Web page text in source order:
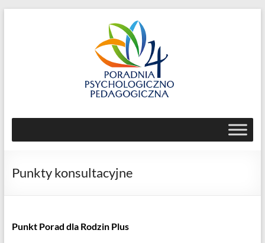
Poradnia
Psychologiczno-
nr
ul.
Punkty konsultacyjne
Punkt Porad dla Rodzin Plus